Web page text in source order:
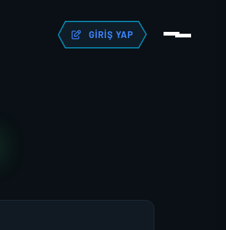
GIRIŞ YAP